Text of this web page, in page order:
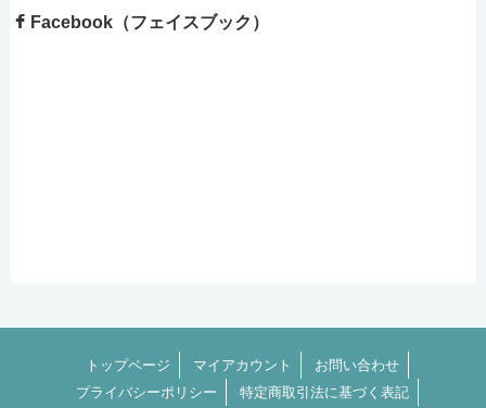
Facebook（フェイスブック）
トップページ マイアカウント
お問い合わせ
プライバシーポリシー
特定商取引法に基づく表記